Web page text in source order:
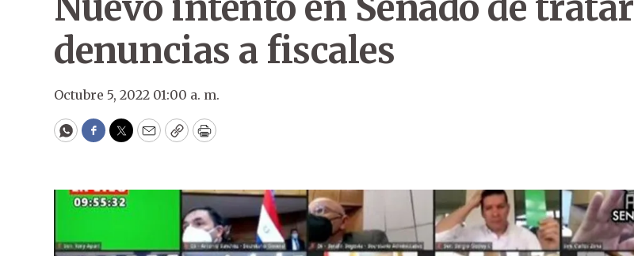
denuncias a fiscales
Octubre 5, 2022 01:00 a. m.
WhatsApp
Facebook
Twitter
EmailCopyPrint